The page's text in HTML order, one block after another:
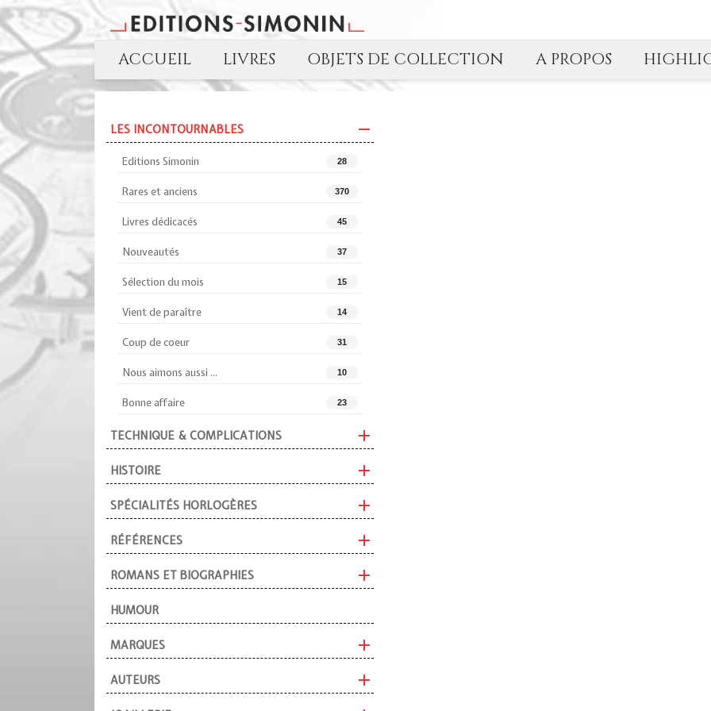
ACCUEIL LIVRES OBJETS DE COLLECTION A PROPOS
LES INCONTOURNABLES
Editions Simonin 28
Rares et anciens 370
Livres dédicacés 45
Nouveautés 37
Sélection du mois 15
Vient de paraître 14
Coup de coeur 31
Nous aimons aussi ... 10
Bonne affaire 23
TECHNIQUE & COMPLICATIONS
HISTOIRE
SPÉCIALITÉS HORLOGÈRES
RÉFÉRENCES
ROMANS ET BIOGRAPHIES
HUMOUR
MARQUES
AUTEURS